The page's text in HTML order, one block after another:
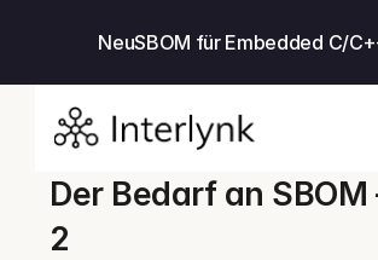
NeuSBOM für Embedded C/
Der Bedarf an
2